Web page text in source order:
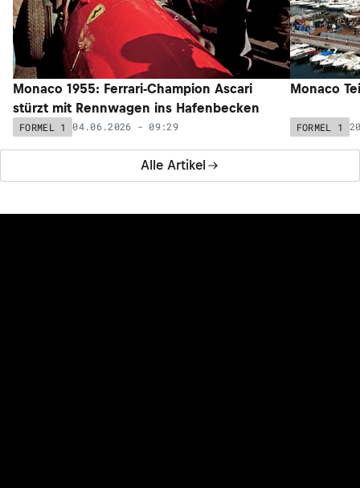
Alle Artikel
Monaco 1955: Ferrari-Champion Ascari
stürzt mit Rennwagen ins Hafenbecken
FORMEL 1 04.06.2026 - 09:29
Monaco
FORMEL 1